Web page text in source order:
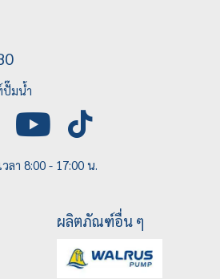
มน้ำ
ลา 8:00 - 17:00 น.
ผลิตภัณฑ์อื่น ๆ